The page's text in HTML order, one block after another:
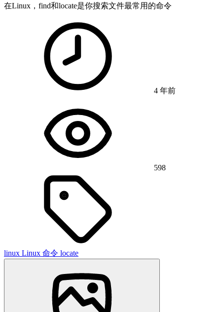
在Linux，find和locate是你搜索文件最常用的命令
4 年前
598
linux Linux 命令 locate